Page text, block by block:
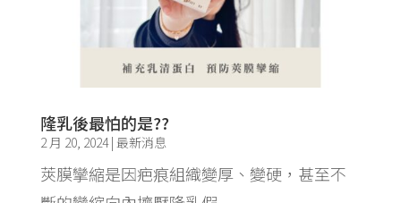
隆乳後最怕的是??
2 月 20, 2024| 最新消息
莢膜攣縮是因疤痕組織變厚、變硬，甚至不